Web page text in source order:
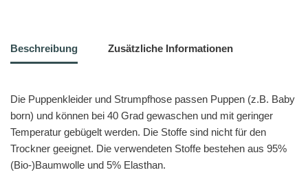
Beschreibung Zusätzliche Informationen
Die Puppenkleider und Strumpfhose passen Puppen (z.B. Baby
born) und können bei 40 Grad gewaschen und mit geringer
Temperatur gebügelt werden. Die Stoffe sind nicht für den
Trockner geeignet. Die verwendeten Stoffe bestehen aus 95%
(Bio-)Baumwolle und 5% Elasthan.